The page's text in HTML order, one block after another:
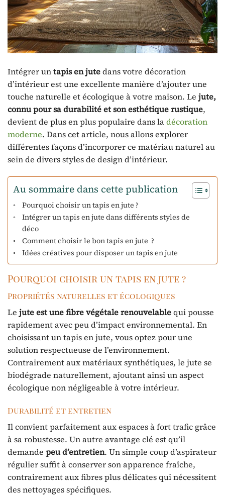
Intégrer untapis en jutedans votre décoration
d’intérieur est une excellente manière d’ajouter une
touche naturelle et écologique à votre maison. Le jute,
connu pour sa durabilité et son esthétique rustique,
devient de plus en plus populaire dans ladécoration
moderne. Dans cet article, nous allons explorer
différentes façons d’incorporer ce matériau naturel au
sein de divers styles de design d’intérieur.
Au sommaire dans cette publication
Pourquoi choisir un tapis en jute ?
Intégrer un tapis en jute dans différents styles de
déco
Comment choisir le bon tapis en jute ?
Idées créatives pour disposer un tapis en jute
Pourquoi choisir un tapis en jute ?
Propriétés naturelles et écologiques
Le jute est une fibre végétale renouvelablequi pousse
rapidement avec peu d’impact environnemental. En
choisissant un tapis en jute, vous optez pour une
solution respectueuse de l’environnement.
Contrairement aux matériaux synthétiques, le jute se
biodégrade naturellement, ajoutant ainsi un aspect
écologique non négligeable à votre intérieur.
Durabilité et entretien
Il convient parfaitement aux espaces à fort trafic grâce
à sa robustesse. Un autre avantage clé est qu’il
demande peu d’entretien. Un simple coup d’aspirateur
régulier suffit à conserver son apparence fraîche,
contrairement aux fibres plus délicates qui nécessitent
des nettoyages spécifiques.